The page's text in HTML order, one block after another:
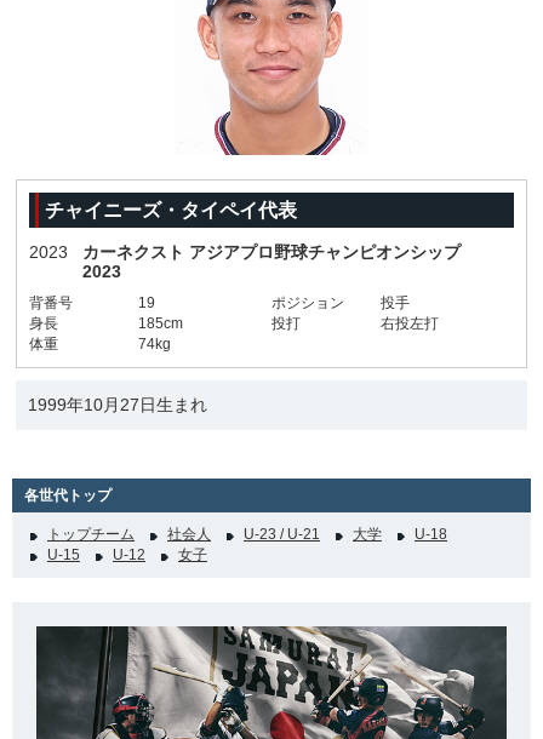
チャイニーズ・タイペイ代表
2023
カーネクスト アジアプロ野球チャンピオンシップ
2023
背番号 19 ポジション
投手
身長
185cm 投打
右投左打
体重
74kg
1999年10月27日生まれ
各世代トップ
トップチーム 社会人 U-23 / U-21 大学
U-18
U-15
U-12 女子